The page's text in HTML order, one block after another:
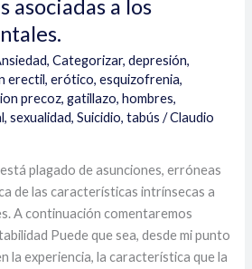
asociadas a los
,Categorizar,depresión,
erectil,erótico,esquizofrenia,
precoz,gatillazo,hombres,
,sexualidad,Suicidio,tabús /Claudio
plagado de asunciones, erróneas
de las características intrínsecas a
A continuación comentaremos
Puede que sea, desde mi punto
la experiencia, la característica que la